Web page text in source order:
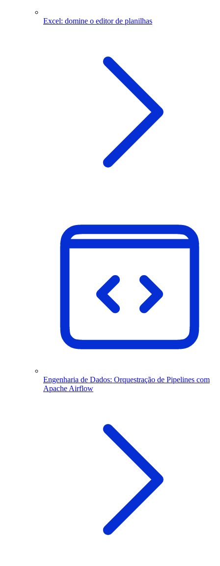
Excel: domine o editor de planilhas
Engenharia de Dados: Orquestração de Pipelines com
Apache Airflow